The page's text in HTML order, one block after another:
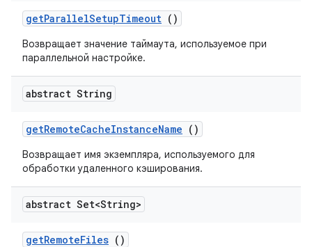
getParallelSetupTimeout ()
Возвращает значение таймаута, используемое при
параллельной настройке.
abstract String
getRemoteCacheInstanceName ()
Возвращает имя экземпляра, используемого для
обработки удаленного кэширования.
abstract Set<String>
getRemoteFiles ()